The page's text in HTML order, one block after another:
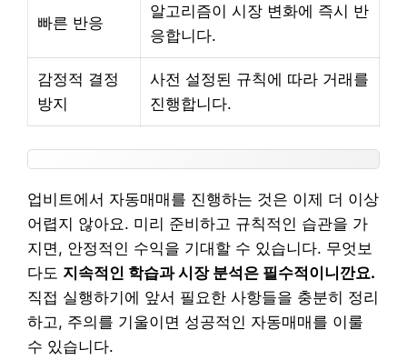
빠른 반응
알고리즘이 시장 변화에 즉시 반
응합니다.
감정적 결정
방지
사전 설정된 규칙에 따라 거래를
진행합니다.
업비트에서 자동매매를 진행하는 것은 이제 더 이상
어렵지 않아요. 미리 준비하고 규칙적인 습관을 가
지면, 안정적인 수익을 기대할 수 있습니다. 무엇보
다도 지속적인 학습과 시장 분석은 필수적이니깐요.
직접 실행하기에 앞서 필요한 사항들을 충분히 정리
하고, 주의를 기울이면 성공적인 자동매매를 이룰
수 있습니다.